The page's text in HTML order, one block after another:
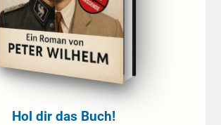
Hol dir das Buch!